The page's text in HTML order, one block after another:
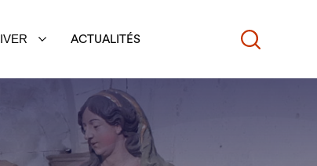
ACTUALITÉS